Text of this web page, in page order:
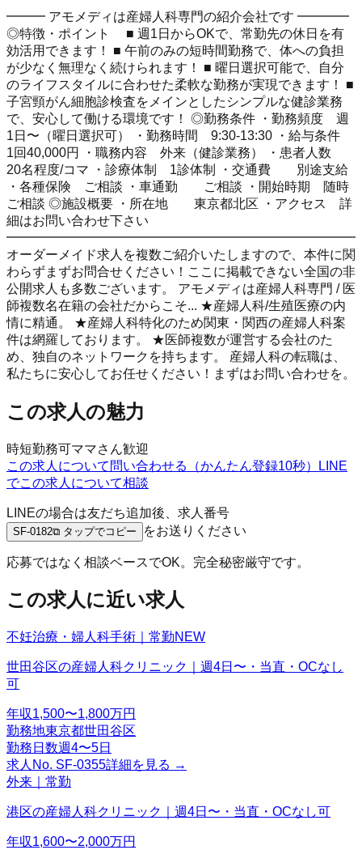
━━━ アモメディは産婦人科専門の紹介会社です ━━━━
◎特徴・ポイント ■ 週1日からOKで、常勤先の休日を有
効活用できます！ ■ 午前のみの短時間勤務で、体への負担
が少なく無理なく続けられます！ ■ 曜日選択可能で、自分
のライフスタイルに合わせた柔軟な勤務が実現できます！ ■
子宮頸がん細胞診検査をメインとしたシンプルな健診業務
で、安心して働ける環境です！ ◎勤務条件 ・勤務頻度 週
1日〜（曜日選択可） ・勤務時間 9:30-13:30 ・給与条件
1回40,000円 ・職務内容 外来（健診業務） ・患者人数
20名程度/コマ ・診療体制 1診体制 ・交通費 別途支給
・各種保険 ご相談 ・車通勤 ご相談 ・開始時期 随時
ご相談 ◎施設概要 ・所在地 東京都北区 ・アクセス 詳
細はお問い合わせ下さい
━━━━━━━━━━━━━━━━━━━━━━━━━━━
オーダーメイド求人を複数ご紹介いたしますので、本件に関
わらずまずお問合せください！ここに掲載できない全国の非
公開求人も多数ございます。 アモメディは産婦人科専門 / 医
師複数名在籍の会社だからこそ... ★産婦人科/生殖医療の内
情に精通。 ★産婦人科特化のため関東・関西の産婦人科案
件は網羅しております。 ★医師複数が運営する会社のた
め、独自のネットワークを持ちます。 産婦人科の転職は、
私たちに安心してお任せください！まずはお問い合わせを。
この求人の魅力
時短勤務可ママさん歓迎
この求人について問い合わせる（かんたん登録10秒）
LINE
でこの求人について相談
LINEの場合は友だち追加後、求人番号
SF-0182⧉ タップでコピー をお送りください
応募ではなく相談ベースでOK。完全秘密厳守です。
この求人に近い求人
不妊治療・婦人科手術｜常勤NEW
世田谷区の産婦人科クリニック｜週4日〜・当直・OCなし
可
年収1,500〜1,800万円
勤務地東京都世田谷区
勤務日数週4〜5日
求人No. SF-0355詳細を見る →
外来｜常勤
港区の産婦人科クリニック｜週4日〜・当直・OCなし可
年収1,600〜2,000万円